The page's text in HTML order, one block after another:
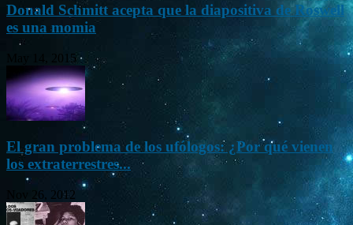
Donald Schmitt acepta que la diapositiva de Roswell
es una momia
May 14, 2015
El gran problema de los ufólogos: ¿Por qué vienen
los extraterrestres...
Nov 26, 2012